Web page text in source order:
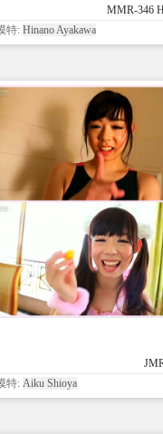
MMR-346
特: Hinano Ayakawa
特: Aiku Shioya